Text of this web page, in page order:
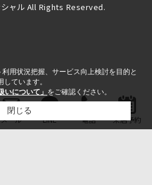
シャル All Rights Reserved.
メール LINE 電話 来店予約
用状況把握、サービス向上検討を目的と
ています。
いについて」 をご確認ください。
閉じる